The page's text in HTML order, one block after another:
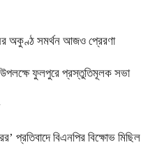
অকুণ্ঠ সমর্থন আজও প্রেরণা
ফুলপুরে প্রস্তুতিমূলক সভা
প্রতিবাদে বিএনপির বিক্ষোভ মিছিল